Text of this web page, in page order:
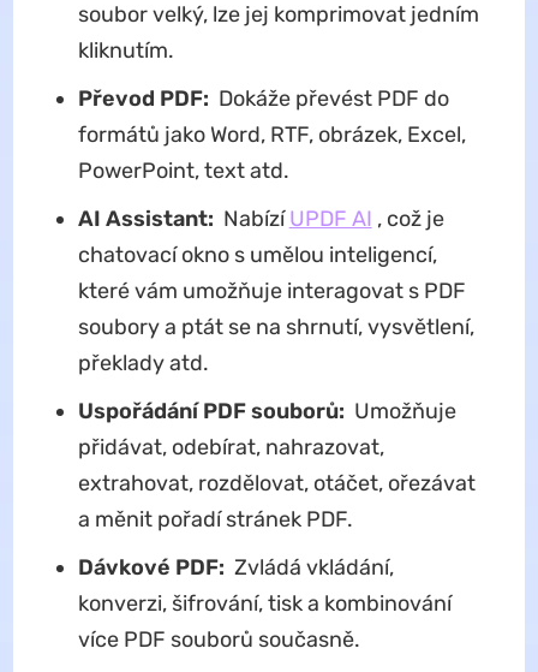
soubor velký, lze jej komprimovat jedním
kliknutím.
Převod PDF: Dokáže převést PDF do
formátů jako Word, RTF, obrázek, Excel,
PowerPoint, text atd.
AI Assistant: NabízíUPDF AI , což je
chatovací okno s umělou inteligencí,
které vám umožňuje interagovat s PDF
soubory a ptát se na shrnutí, vysvětlení,
překlady atd.
Uspořádání PDF souborů: Umožňuje
přidávat, odebírat, nahrazovat,
extrahovat, rozdělovat, otáčet, ořezávat
a měnit pořadí stránek PDF.
Dávkové PDF: Zvládá vkládání,
konverzi, šifrování, tisk a kombinování
více PDF souborů současně.